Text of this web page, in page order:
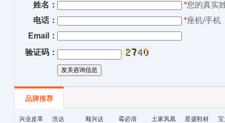
姓名：
*您的真实
电话：
*座机/手机
Email：
验证码：
品牌推荐
兴业皮革 浩达 顺兴达 霉必清
土家凤凰
星盛鞋材